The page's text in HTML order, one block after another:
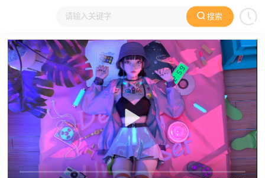
搜索
大家在看 日本动漫 国产动漫 欧美动漫 动漫电影